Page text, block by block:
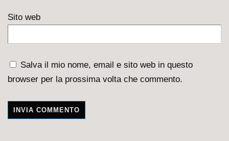
Sito web
Salva il mio nome, email e sito web in questo
browser per la prossima volta che commento.